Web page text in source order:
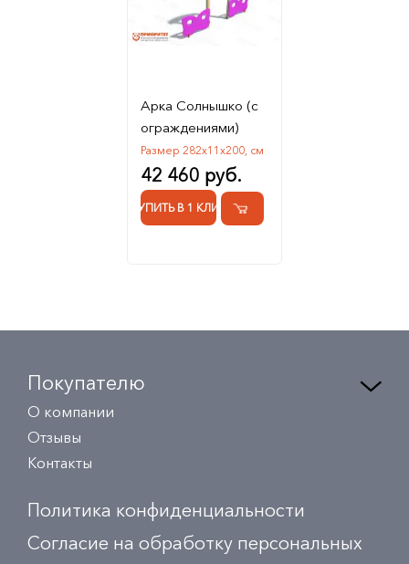
Арка Солнышко (с
ограждениями)
Размер 282х11х200, см
42 460 руб.
КУПИТЬ В 1 КЛИК
Покупателю
О компании
Отзывы
Контакты
Политика конфиденциальности
Согласие на обработку персональных